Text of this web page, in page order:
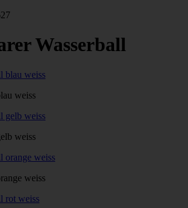
Wasserball
weiss
weiss
weiss